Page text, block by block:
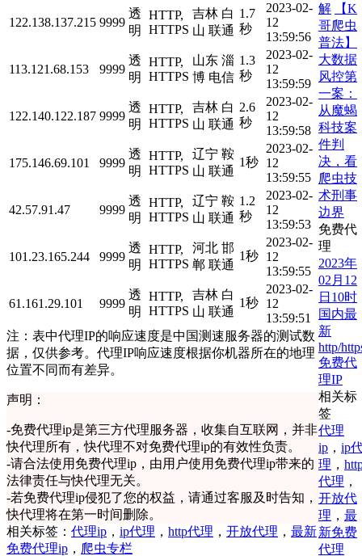
122.138.137.215 9999
透
明
HTTP,
HTTPS
吉林 白
山 联通
1.7
秒
2023-02-
12
13:59:56
113.121.68.153 9999
透
明
HTTP,
HTTPS
山东 淄
博 电信
1.3
秒
2023-02-
12
13:59:59
122.140.122.187 9999
透
明
HTTP,
HTTPS
吉林 白
山 联通
2.6
秒
2023-02-
12
13:59:58
175.146.69.101 9999
透
明
HTTP,
HTTPS
辽宁 鞍
山 联通
1秒
2023-02-
12
13:59:55
42.57.91.47 9999
透
明
HTTP,
HTTPS
辽宁 鞍
山 联通
1.2
秒
2023-02-
12
13:59:53
101.23.165.244 9999
透
明
HTTP,
HTTPS
河北 邯
郸 联通
1秒
2023-02-
12
13:59:55
61.161.29.101 9999
透
明
HTTP,
HTTPS
吉林 白
山 联通
1秒
2023-02-
12
13:59:51
注：表中代理IP的响应速度是中国测速服务器的测试数
据，仅供参考。代理IP响应速度根据你机器所在的地理
位置不同而有差异。
声明：
-免费代理ip是第三方代理服务器，收集自互联网，并非
快代理所有，快代理不对免费代理ip的有效性负责。
-请合法使用免费代理ip，由用户使用免费代理ip带来的
法律责任与快代理无关。
-若免费代理ip侵犯了您的权益，请通过客服及时告知，
快代理将在第一时间删除。
相关标签： 代理ip ， ip代理 ， http代理 ， 开放代理 ， 最新
免费代理ip ， 爬虫专栏
解
【K
哥爬虫
普法】
大数据
风控第
一案：
从魔蝎
科技案
件判
决，看
爬虫技
术刑事
边界
免费代
理
2023年
02月12
日10时
国内最
新
http/
免费代
理IP
相关标
签
代理
ip ， ip
理 ，
代理 ，
开放代
理 ， 最
新免费
代理